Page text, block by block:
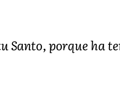
Santo, porque ha